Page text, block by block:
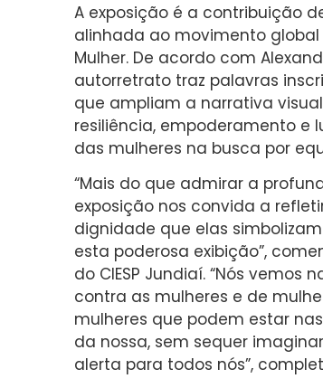
A exposição é a contribuição de
alinhada ao movimento global
Mulher. De acordo com
autorretrato traz palavras
que ampliam a narrativa
resiliência, empoderamento
das mulheres na busca por
“Mais do que admirar a
exposição nos convida a
dignidade que elas
esta poderosa exibição”,
do CIESP Jundiaí. “Nós
contra as mulheres e de
mulheres que podem estar
da nossa, sem sequer
alerta para todos nós”,